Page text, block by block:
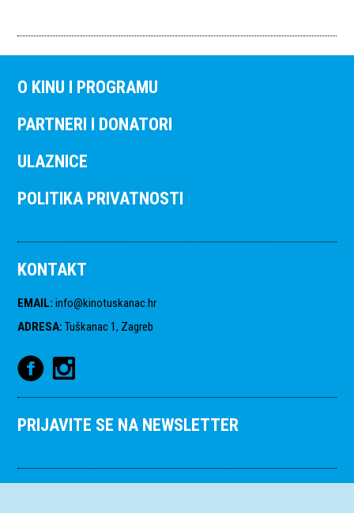
O KINU I PROGRAMU
PARTNERI I DONATORI
ULAZNICE
POLITIKA PRIVATNOSTI
KONTAKT
EMAIL: info@kinotuskanac.hr
ADRESA: Tuškanac 1, Zagreb
PRIJAVITE SE NA NEWSLETTER